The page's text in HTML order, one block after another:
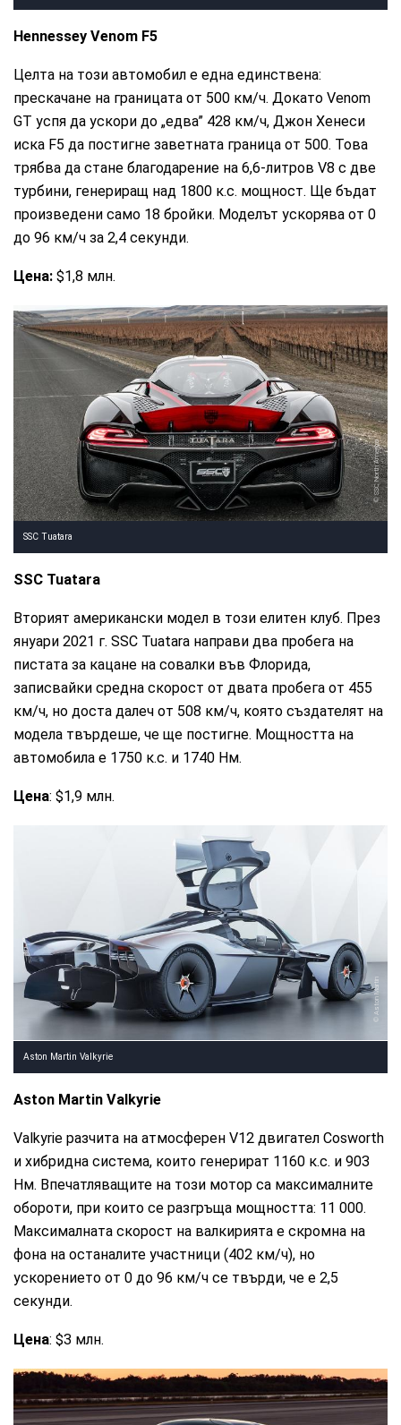
Hennessey Venom F5
Целта на този автомобил е една единствена:
прескачане на границата от 500 км/ч. Докато Venom
GT успя да ускори до „едва” 428 км/ч, Джон Хенеси
иска F5 да постигне заветната граница от 500. Това
трябва да стане благодарение на 6,6-литров V8 с две
турбини, генериращ над 1800 к.с. мощност. Ще бъдат
произведени само 18 бройки. Моделът ускорява от 0
до 96 км/ч за 2,4 секунди.
Цена: $1,8 млн.
SSC North America
SSC Tuatara
SSC Tuatara
Вторият американски модел в този елитен клуб. През
януари 2021 г. SSC Tuatara направи два пробега на
пистата за кацане на совалки във Флорида,
записвайки средна скорост от двата пробега от 455
км/ч, но доста далеч от 508 км/ч, която създателят на
модела твърдеше, че ще постигне. Мощността на
автомобила е 1750 к.с. и 1740 Нм.
Цена: $1,9 млн.
Aston Martin
Aston Martin Valkyrie
Aston Martin Valkyrie
Valkyrie разчита на атмосферен V12 двигател Cosworth
и хибридна система, които генерират 1160 к.с. и 903
Нм. Впечатляващите на този мотор са максималните
обороти, при които се разгръща мощността: 11 000.
Максималната скорост на валкирията е скромна на
фона на останалите участници (402 км/ч), но
ускорението от 0 до 96 км/ч се твърди, че е 2,5
секунди.
Цена: $3 млн.